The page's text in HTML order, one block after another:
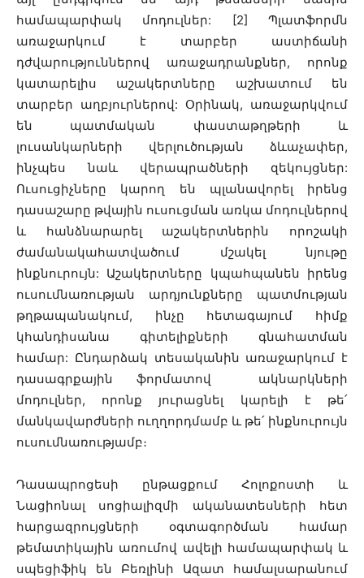
համապարփակ մոդուլներ: [2] Պլատֆորմն
առաջարկում է տարբեր աստիճանի
դժվարություններով առաջադրանքներ, որոնք
կատարելիս աշակերտները աշխատում են
տարբեր աղբյուրներով: Օրինակ, առաջարկվում
են պատմական փաստաթղթերի և
լուսանկարների վերլուծության ձևաչափեր,
ինչպես նաև վերապրածների զեկույցներ:
Ուսուցիչները կարող են պլանավորել իրենց
դասաշարը թվային ուսուցման առկա մոդուլներով
և հանձնարարել աշակերտներին որոշակի
ժամանակահատվածում մշակել նյութը
ինքնուրույն: Աշակերտները կպահպանեն իրենց
ուսումնառության արդյունքները պատմության
թղթապանակում, ինչը հետագայում հիմք
կհանդիսանա գիտելիքների գնահատման
համար: Ընդարձակ տեսականին առաջարկում է
դասագրքային ֆորմատով ակնարկների
մոդուլներ, որոնք յուրացնել կարելի է թե՛
մանկավարժների ուղղորդմամբ և թե՛ ինքնուրույն
ուսումնառությամբ։
Դասապրոցեսի ընթացքում Հոլոքոստի և
Նացիոնալ սոցիալիզմի ականատեսների հետ
հարցազրույցների օգտագործման համար
թեմատիկային առումով ավելի համապարփակ և
սպեցիֆիկ են Բեռլինի Ազատ համալսարանում